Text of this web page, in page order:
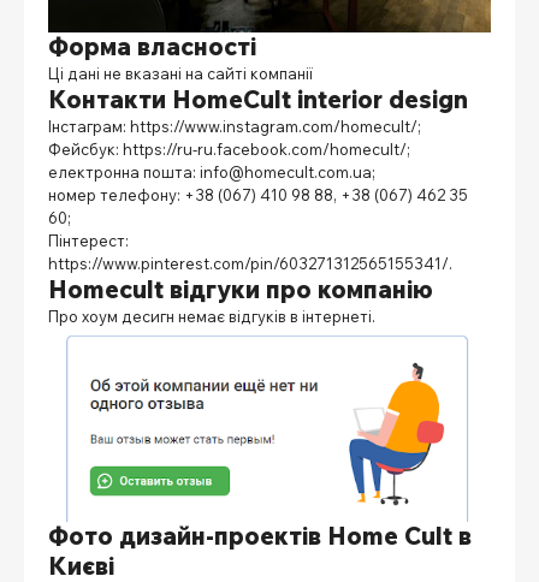
Форма власності
Ці дані не вказані на сайті компанії
Контакти HomeCult interior design
Інстаграм: https://www.instagram.com/homecult/;
Фейсбук: https://ru-ru.facebook.com/homecult/;
електронна пошта: info@homecult.com.ua;
номер телефону: +38 (067) 410 98 88, +38 (067) 462 35
60;
Пінтерест:
https://www.pinterest.com/pin/603271312565155341/.
Homecult відгуки про компанію
Про хоум десигн немає відгуків в інтернеті.
Фото дизайн-проектів Home Cult в
Києві